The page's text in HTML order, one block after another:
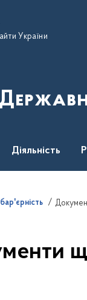
України
Діяльність